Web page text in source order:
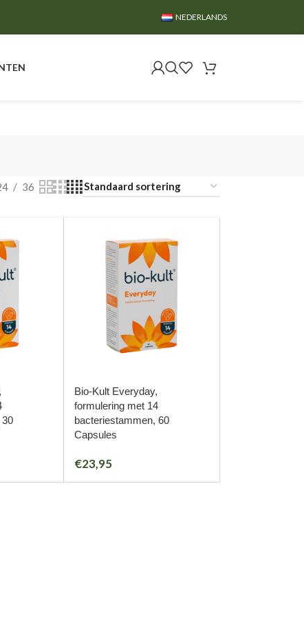
NEDERLANDS
36
Bio-Kult Everyday,
formulering met 14
bacteriestammen, 60
Capsules
€23,95